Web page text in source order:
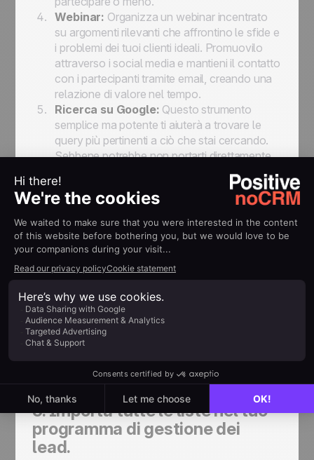
Webinar: Organizza un webinar incentrato
su argomenti rilevanti che affrontino le sfide e
i problemi dei tuoi clienti ideali. Promuovilo
attraverso i social media e mantieni il contatto
con i partecipanti tramite email, creando una
relazione di valore nel tempo.
Ricerca su Google: Questo strumento
semplice ma potente ti aiuterà a trovare le
query più pertinenti a ciò che stai cercando.
Sebbene potrebbe non portarti direttamente
al tuo prospect, ti fornirà una migliore
comprensione del tuo target.
LinkedIn:Il più grande network
professionale al mondo, è la piattaforma
ideale per costruire una lista prospect
mediante semplici ricerche di base.
Acquista una lista prospect:
dei trucchi classici. Esistono diverse fonti da
cui puoi acquistare elenchi di prospect che
corrispondono ai tuoi obiettivi. Tuttavia, è
importante notare che l'accuratezza di
queste liste non è sempre garantita e molte
con cautela prima di fare acquisti del genere.
5. Importa tutte le liste nel tuo
programma di gestione dei
lead.